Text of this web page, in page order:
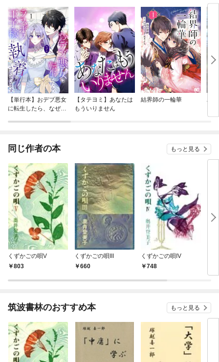
【単行本】おデブ悪女
に転生したら、なぜか
【タテヨミ】あなたは
もういりません
結界師の一輪華
バ
今
同じ作者の本 もっと見る
くずかごの唄V
803
くずかごの唄III
660
くずかごの唄IV
748
筑波書林のおすすめ本 もっと見る